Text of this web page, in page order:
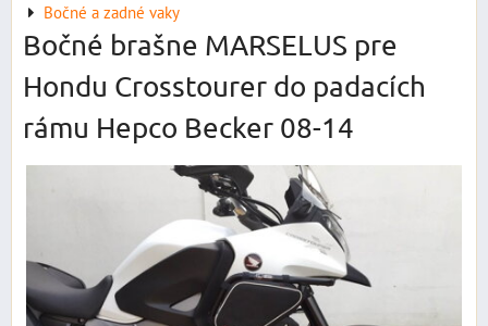
Bočné a zadné vaky
Bočné brašne MARSELUS pre
Hondu Crosstourer do padacích
rámu Hepco Becker 08-14